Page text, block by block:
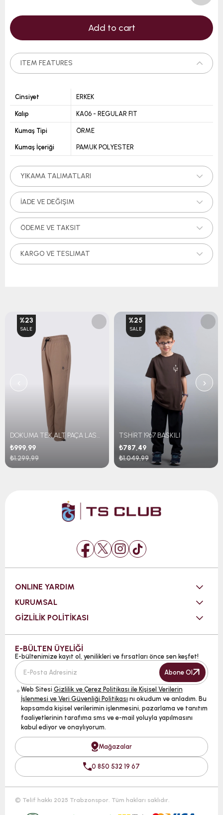
ITEM FEATURES
Cinsiyet ERKEK
Kalıp KA06 - REGULAR FIT
Kumaş Tipi ÖRME
Kumaş İçeriği PAMUK POLYESTER
YIKAMA TALIMATLARI
İADE VE DEĞIŞIM
ÖDEME VE TAKSIT
KARGO VE TESLIMAT
DOKUMA TEK ALT PAÇA LASTİKLİ
₺999,99
₺1.299,99
%23
SALE
TSHİRT 1967 BASKILI
₺787,49
₺1.049,99
%25
SALE
‹ ›
ONLINE YARDIM
KURUMSAL
GİZLİLİK POLİTİKASI
E-BÜLTEN ÜYELİĞİ
E-bültenimize kayıt ol, yenilikleri ve fırsatları önce sen keşfet!
Abone Ol
Web Sitesi Gizlilik ve Çerez Politikası ile Kişisel Verilerin
İşlenmesi ve Veri Güvenliği Politikası nı okudum ve anladım. Bu
kapsamda kişisel verilerimin işlenmesini, pazarlama ve tanıtım
faaliyetlerinin tarafıma sms ve e-mail yoluyla yapılmasını
kabul ediyor ve onaylıyorum.
Mağazalar
0 850 532 19 67
© Telif hakkı 2025 Trabzonspor. Tüm hakları saklıdır.